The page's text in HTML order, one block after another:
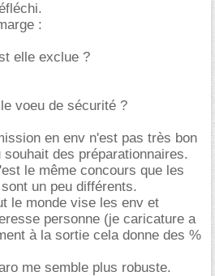
:
elle exclue ?
voeu de sécurité ?
en env n'est pas très bon
souhait des préparationnaires.
le même concours que les
un peu différents.
le monde vise les env et
personne (je caricature a
à la sortie cela donne des %
me semble plus robuste.